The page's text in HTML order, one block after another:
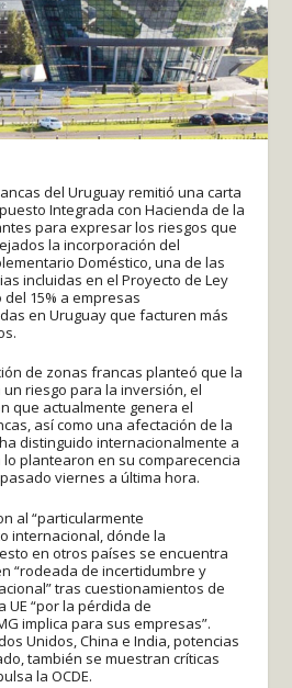
del Uruguay remitió una carta
Integrada con Hacienda de la
para expresar los riesgos que
la incorporación del
Doméstico, una de las
incluidas en el Proyecto de Ley
15% a empresas
en Uruguay que facturen más
de zonas francas planteó que la
riesgo para la inversión, el
que actualmente genera el
así como una afectación de la
distinguido internacionalmente a
lo plantearon en su comparecencia
viernes a última hora.
al “particularmente
internacional, dónde la
en otros países se encuentra
“rodeada de incertidumbre y
tras cuestionamientos de
UE “por la pérdida de
implica para sus empresas”.
Unidos, China e India, potencias
también se muestran críticas
la OCDE.